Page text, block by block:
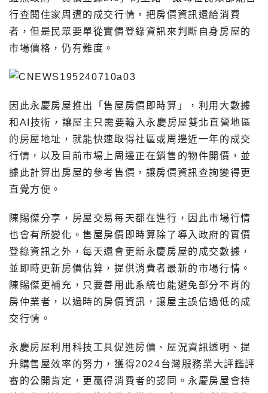
行查閱住家周遭的成交行情，把房價資訊還給消費
者，但是民眾要單從實價登錄資訊來判斷自身房屋的
市場價格，仍有難度。
因此永慶房屋推出「售屋房價即時算」，利用大數據
和AI技術，讓屋主只需要輸入永慶房屋雙北直營地區
的房屋地址，就能快速取得社區或周邊近一年的成交
行情，以及目前市場上周邊正在銷售的物件開價，並
據此計算出房屋的參考售價，讓房價資訊查詢變得更
直覺方便。
陳賜傑分享，房屋交易每天都在進行，因此市場行情
也會有所變化。售屋房價即時算除了導入政府的實價
登錄資訊之外，每天還會更新永慶房屋的成交數據，
並即時更新房價估算，提供消費者最新的市場行情。
陳賜傑更補充，只要善用此系統也能避免部分不肖的
房仲業者，以過時的房價資訊，讓屋主誤信過低的成
交行情。
永慶房屋利用科技工具促進房價、屋況資訊透明、提
升購售屋效率的努力，獲得2024台灣服務業大評鑑評
審的公開肯定，更贏得消費者的認同。永慶房屋會持